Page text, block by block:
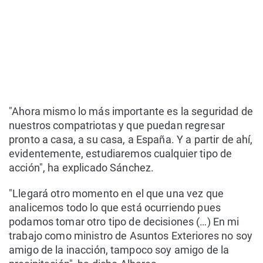
"Ahora mismo lo más importante es la seguridad de
nuestros compatriotas y que puedan regresar
pronto a casa, a su casa, a España. Y a partir de ahí,
evidentemente, estudiaremos cualquier tipo de
acción", ha explicado Sánchez.
"Llegará otro momento en el que una vez que
analicemos todo lo que está ocurriendo pues
podamos tomar otro tipo de decisiones (…) En mi
trabajo como ministro de Asuntos Exteriores no soy
amigo de la inacción, tampoco soy amigo de la